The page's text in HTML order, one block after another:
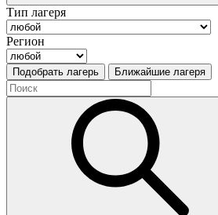
Тип лагеря
Регион
Подобрать лагерь Ближайшие лагеря